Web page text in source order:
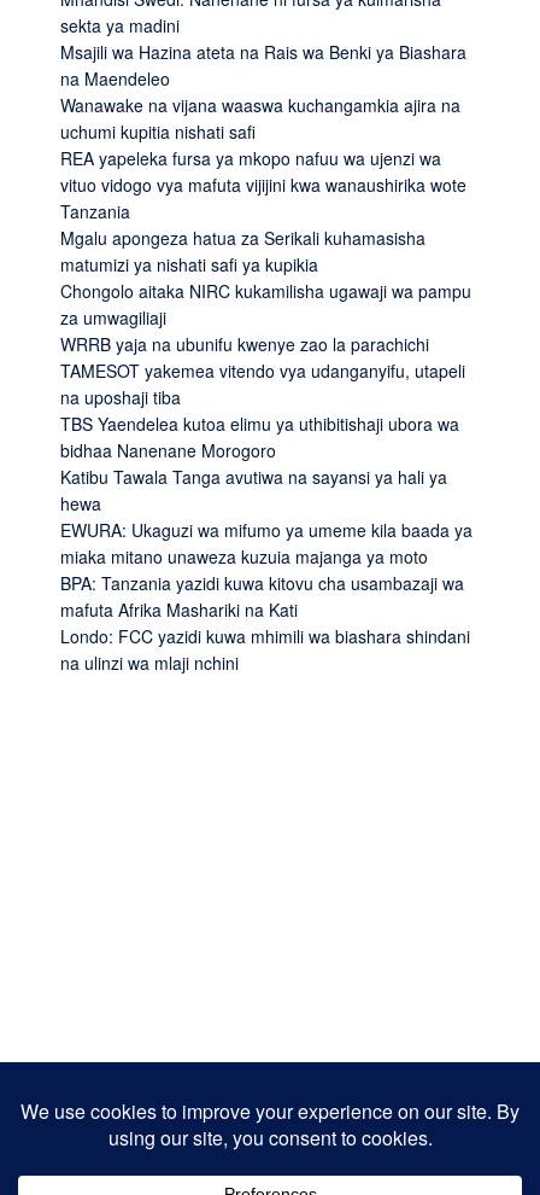
sekta ya madini
Msajili wa Hazina ateta na Rais wa Benki ya Biashara
na Maendeleo
Wanawake na vijana waaswa kuchangamkia ajira na
uchumi kupitia nishati safi
REA yapeleka fursa ya mkopo nafuu wa ujenzi wa
vituo vidogo vya mafuta vijijini kwa wanaushirika wote
Tanzania
Mgalu apongeza hatua za Serikali kuhamasisha
matumizi ya nishati safi ya kupikia
Chongolo aitaka NIRC kukamilisha ugawaji wa pampu
za umwagiliaji
WRRB yaja na ubunifu kwenye zao la parachichi
TAMESOT yakemea vitendo vya udanganyifu, utapeli
na uposhaji tiba
TBS Yaendelea kutoa elimu ya uthibitishaji ubora wa
bidhaa Nanenane Morogoro
Katibu Tawala Tanga avutiwa na sayansi ya hali ya
hewa
EWURA: Ukaguzi wa mifumo ya umeme kila baada ya
miaka mitano unaweza kuzuia majanga ya moto
BPA: Tanzania yazidi kuwa kitovu cha usambazaji wa
mafuta Afrika Mashariki na Kati
Londo: FCC yazidi kuwa mhimili wa biashara shindani
na ulinzi wa mlaji nchini